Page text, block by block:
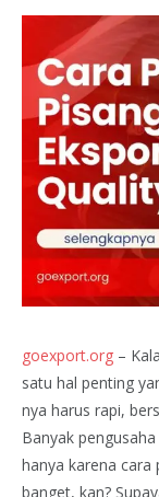
goexport.org –
satu hal penting
nya harus rapi,
Banyak
hanya karena cara
banget, kan?